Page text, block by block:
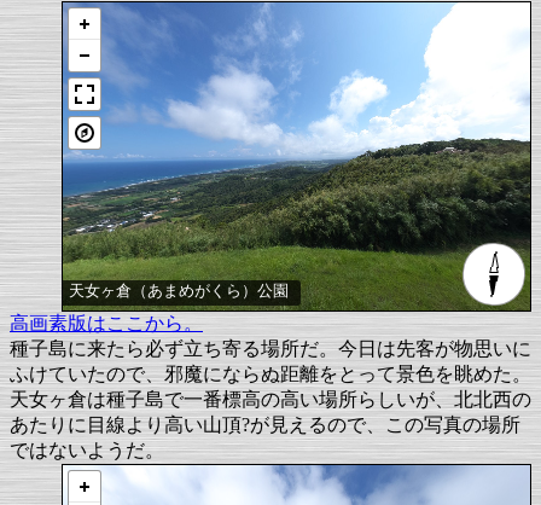
天女ヶ倉（あまめがくら）公園
高画素版はここから。
種子島に来たら必ず立ち寄る場所だ。今日は先客が物思いに
ふけていたので、邪魔にならぬ距離をとって景色を眺めた。
天女ヶ倉は種子島で一番標高の高い場所らしいが、北北西の
あたりに目線より高い山頂?が見えるので、この写真の場所
ではないようだ。